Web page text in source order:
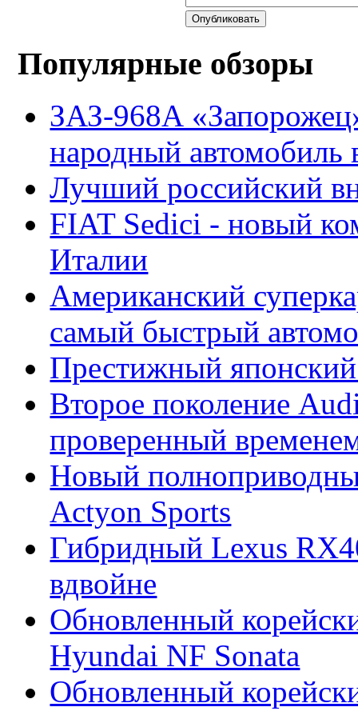
Опубликовать
Популярные обзоры
ЗАЗ-968А
народный
Лучший российский
FIAT Sedici - новый
Италии
Американский
самый быстрый
Престижный
Второе поколение
проверенный
Новый
Actyon Sports
Гибридный Lexus
вдвойне
Обновленный
Hyundai NF Sonata
Обновленный